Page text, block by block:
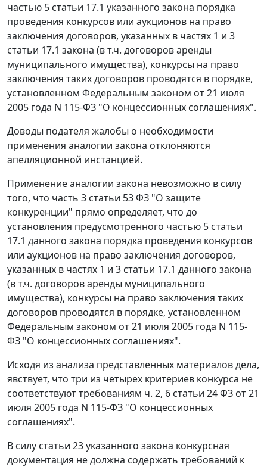
частью 5 статьи 17.1 указанного закона порядка
проведения конкурсов или аукционов на право
заключения договоров, указанных в частях 1 и 3
статьи 17.1 закона (в т.ч. договоров аренды
муниципального имущества), конкурсы на право
заключения таких договоров проводятся в порядке,
установленном Федеральным законом от 21 июля
2005 года N 115-ФЗ "О концессионных соглашениях".
Доводы подателя жалобы о необходимости
применения аналогии закона отклоняются
апелляционной инстанцией.
Применение аналогии закона невозможно в силу
того, что часть 3 статьи 53ФЗ "О защите
конкуренции" прямо определяет, что до
установления предусмотренного частью 5 статьи
17.1 данного закона порядка проведения конкурсов
или аукционов на право заключения договоров,
указанных в частях 1 и 3 статьи 17.1 данного закона
(в т.ч. договоров аренды муниципального
имущества), конкурсы на право заключения таких
договоров проводятся в порядке, установленном
Федеральным законом от 21 июля 2005 года N 115-
ФЗ "О концессионных соглашениях".
Исходя из анализа представленных материалов дела,
явствует, что три из четырех критериев конкурса не
соответствуют требованиям ч. 2, 6 статьи 24ФЗ от 21
июля 2005 года N 115-ФЗ "О концессионных
соглашениях".
В силу статьи 23указанного закона конкурсная
документация не должна содержать требований к